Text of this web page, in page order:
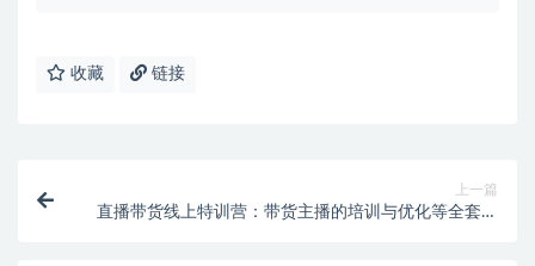
收藏 链接
上一篇
直播带货线上特训营：带货主播的培训与优化等全套视